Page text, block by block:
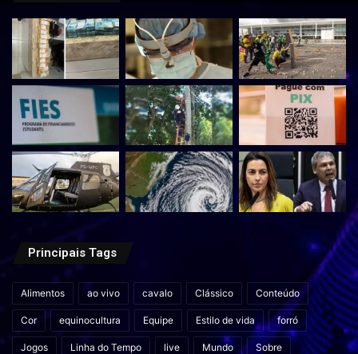
Principais Tags
Alimentos ao vivo cavalo Clássico Conteúdo
Cor equinocultura Equipe Estilo de vida forró
Jogos Linha do Tempo live Mundo Sobre